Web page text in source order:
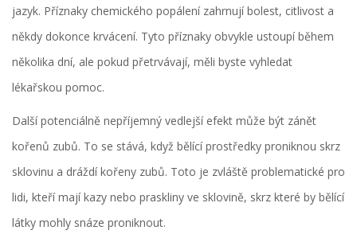
jazyk. Příznaky chemického popálení zahrnují bolest, citlivost a
někdy dokonce krvácení. Tyto příznaky obvykle ustoupí během
několika dní, ale pokud přetrvávají, měli byste vyhledat
lékařskou pomoc.
Další potenciálně nepříjemný vedlejší efekt může být zánět
kořenů zubů. To se stává, když bělící prostředky proniknou skrz
sklovinu a dráždí kořeny zubů. Toto je zvláště problematické pro
lidi, kteří mají kazy nebo praskliny ve sklovině, skrz které by bělící
látky mohly snáze proniknout.